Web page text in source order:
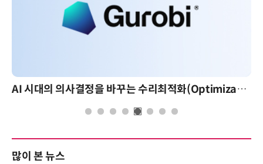
AI 시대의 의사결정을 바꾸는 수리최적화(Optimization): 실제 산업 적용 사례와 활용 전략
많이 본 뉴스